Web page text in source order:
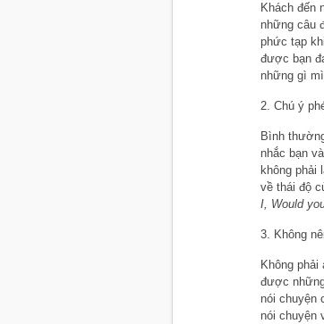
Khách đến
những câu
phức tạp
được bạn
những gì
2. Chú ý
Bình
nhắc bạn
không phải
về thái độ
I, Would
3. Không
Không
được
nói chuyện
nói chuyện